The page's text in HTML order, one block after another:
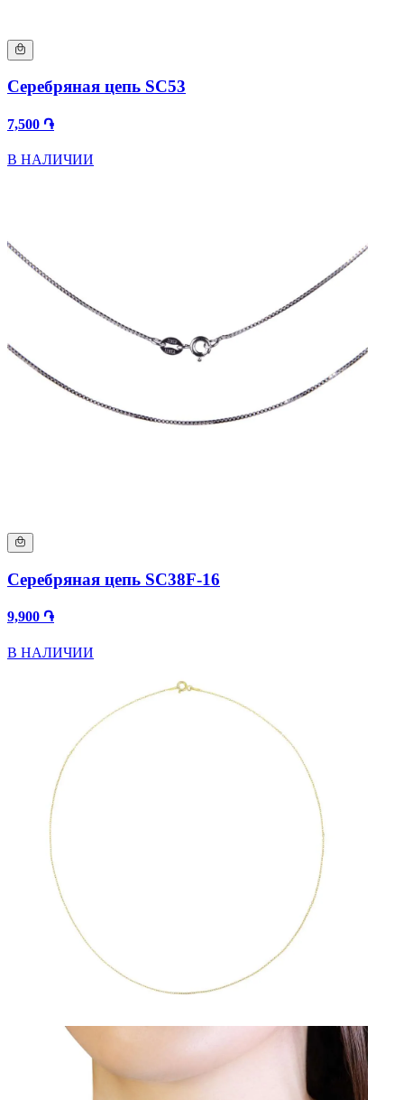
Серебряная цепь SC53
7,500 ֏
В НАЛИЧИИ
Серебряная цепь SC38F-16
9,900 ֏
В НАЛИЧИИ